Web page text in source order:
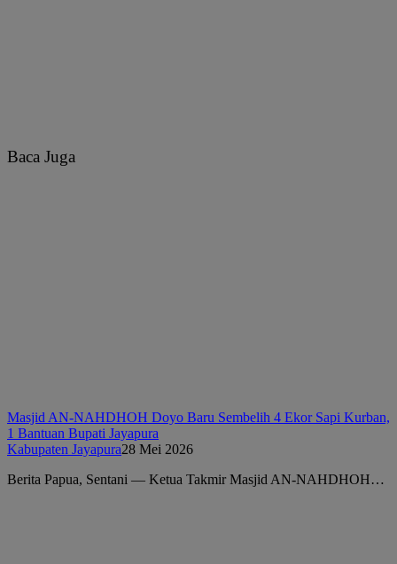
Baca Juga
Masjid AN-NAHDHOH Doyo Baru Sembelih 4 Ekor Sapi Kurban,
1 Bantuan Bupati Jayapura
Kabupaten Jayapura28 Mei 2026
Berita Papua, Sentani — Ketua Takmir Masjid AN-NAHDHOH…